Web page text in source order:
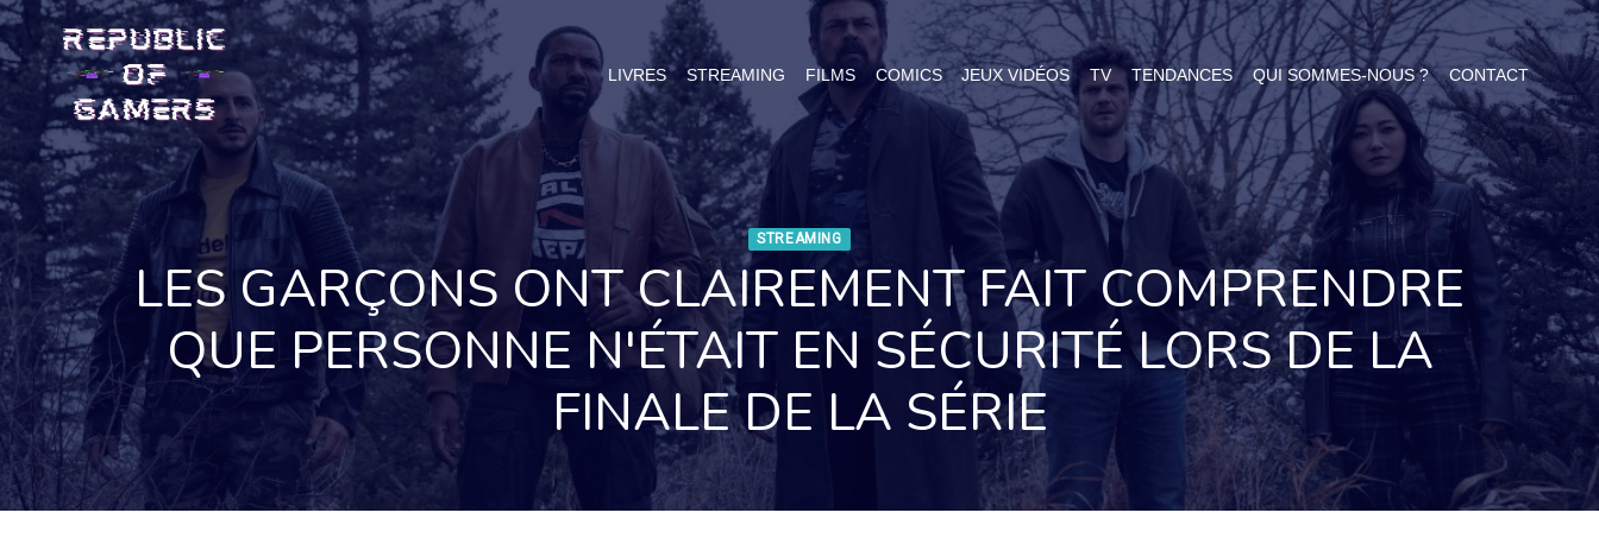
Skip
to
content
LIVRES STREAMING FILMS COMICS JEUX VIDÉOS TV TENDANCES QUI SOMMES-NOUS ? CONTACT
STREAMING
LES GARÇONS ONT CLAIREMENT FAIT COMPRENDRE
QUE PERSONNE N'ÉTAIT EN SÉCURITÉ LORS DE LA
FINALE DE LA SÉRIE